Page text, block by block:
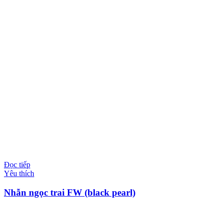
Đọc tiếp
Yêu thích
Nhẫn ngọc trai FW (black pearl)